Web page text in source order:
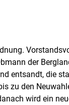
der
entsandt, die
zu den
wird ein